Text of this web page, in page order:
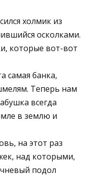
холмик из
осколками.
которые вот-вот
самая банка,
Теперь нам
всегда
в землю и
на этот раз
над которыми,
подол